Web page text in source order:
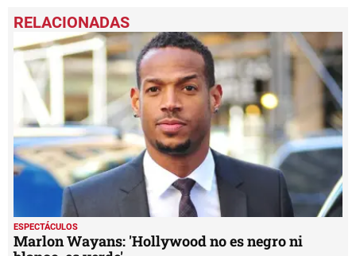
seconds
of
minutes,
seconds
ESPECTÁCULOS
Marlon Wayans: 'Hollywood no es negro ni